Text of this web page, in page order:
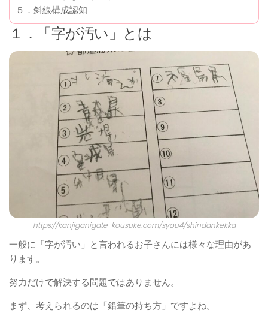
５．斜線構成認知
１．「字が汚い」とは
https://kanjiganigate-kousuke.com/syou4/shindankekka
一般に「字が汚い」と言われるお子さんには様々な理由があ
ります。
努力だけで解決する問題ではありません。
まず、考えられるのは「鉛筆の持ち方」ですよね。